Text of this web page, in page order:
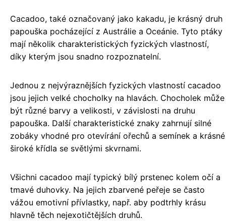
Cacadoo, také označovaný jako kakadu, je krásný druh
papouška pocházející z Austrálie a Oceánie. Tyto ptáky
mají několik charakteristických fyzických vlastností,
díky kterým jsou snadno rozpoznatelní.
Jednou z nejvýraznějších fyzických vlastností cacadoo
jsou jejich velké chocholky na hlavách. Chocholek může
být různé barvy a velikosti, v závislosti na druhu
papouška. Další charakteristické znaky zahrnují silné
zobáky vhodné pro otevírání ořechů a semínek a krásné
široké křídla se světlými skvrnami.
Všichni cacadoo mají typický bílý prstenec kolem očí a
tmavé duhovky. Na jejich zbarvené peřeje se často
vážou emotivní přívlastky, např. aby podtrhly krásu
hlavně těch nejexotičtějších druhů.